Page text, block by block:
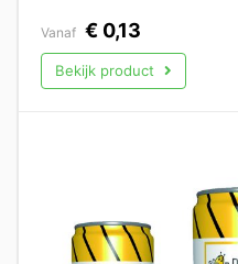
Vanaf € 0,13
Bekijk product